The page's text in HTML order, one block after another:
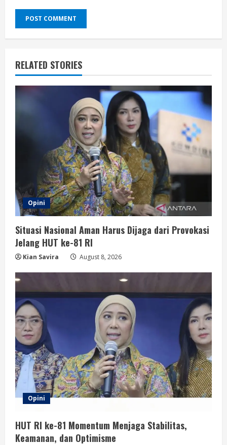
RELATED STORIES
Opini
Situasi Nasional Aman Harus Dijaga dari Provokasi
Jelang HUT ke-81 RI
Kian Savira August 8, 2026
Opini
HUT RI ke-81 Momentum Menjaga Stabilitas,
Keamanan, dan Optimisme